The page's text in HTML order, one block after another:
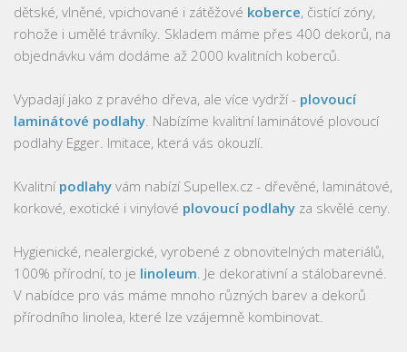
dětské, vlněné, vpichované i zátěžové koberce, čistící zóny,
rohože i umělé trávníky. Skladem máme přes 400 dekorů, na
objednávku vám dodáme až 2000 kvalitních koberců.
Vypadají jako z pravého dřeva, ale více vydrží - plovoucí
laminátové podlahy . Nabízíme kvalitní laminátové plovoucí
podlahy Egger. Imitace, která vás okouzlí.
Kvalitní podlahy vám nabízí Supellex.cz - dřevěné, laminátové,
korkové, exotické i vinylové plovoucí podlahy za skvělé ceny.
Hygienické, nealergické, vyrobené z obnovitelných materiálů,
100% přírodní, to je linoleum . Je dekorativní a stálobarevné.
V nabídce pro vás máme mnoho různých barev a dekorů
přírodního linolea, které lze vzájemně kombinovat.